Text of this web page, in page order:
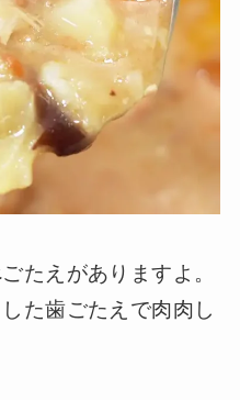
たえがありますよ。
た歯ごたえで肉肉し